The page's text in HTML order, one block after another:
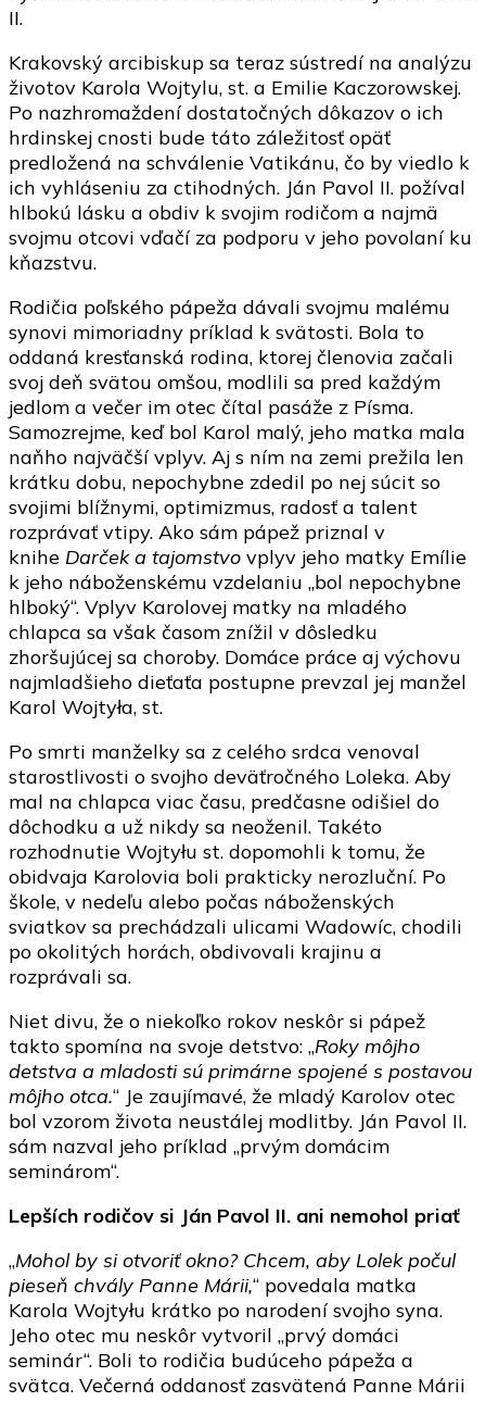
II.
Krakovský arcibiskup sa teraz sústredí na analýzu
životov Karola Wojtylu, st. a Emilie Kaczorowskej.
Po nazhromaždení dostatočných dôkazov o ich
hrdinskej cnosti bude táto záležitosť opäť
predložená na schválenie Vatikánu, čo by viedlo k
ich vyhláseniu za ctihodných. Ján Pavol II. požíval
hlbokú lásku a obdiv k svojim rodičom a najmä
svojmu otcovi vďačí za podporu v jeho povolaní ku
kňazstvu.
Rodičia poľského pápeža dávali svojmu malému
synovi mimoriadny príklad k svätosti. Bola to
oddaná kresťanská rodina, ktorej členovia začali
svoj deň svätou omšou, modlili sa pred každým
jedlom a večer im otec čítal pasáže z Písma.
Samozrejme, keď bol Karol malý, jeho matka mala
naňho najväčší vplyv. Aj s ním na zemi prežila len
krátku dobu, nepochybne zdedil po nej súcit so
svojimi blížnymi, optimizmus, radosť a talent
rozprávať vtipy. Ako sám pápež priznal v
knihe Darček a tajomstvo vplyv jeho matky Emílie
k jeho náboženskému vzdelaniu „bol nepochybne
hlboký“. Vplyv Karolovej matky na mladého
chlapca sa však časom znížil v dôsledku
zhoršujúcej sa choroby. Domáce práce aj výchovu
najmladšieho dieťaťa postupne prevzal jej manžel
Karol Wojtyła, st.
Po smrti manželky sa z celého srdca venoval
starostlivosti o svojho deväťročného Loleka. Aby
mal na chlapca viac času, predčasne odišiel do
dôchodku a už nikdy sa neoženil. Takéto
rozhodnutie Wojtyłu st. dopomohli k tomu, že
obidvaja Karolovia boli prakticky nerozluční. Po
škole, v nedeľu alebo počas náboženských
sviatkov sa prechádzali ulicami Wadowíc, chodili
po okolitých horách, obdivovali krajinu a
rozprávali sa.
Niet divu, že o niekoľko rokov neskôr si pápež
takto spomína na svoje detstvo: „Roky môjho
detstva a mladosti sú primárne spojené s postavou
môjho otca.“ Je zaujímavé, že mladý Karolov otec
bol vzorom života neustálej modlitby. Ján Pavol II.
sám nazval jeho príklad „prvým domácim
seminárom“.
Lepších rodičov si Ján Pavol II. ani nemohol priať
„Mohol by si otvoriť okno? Chcem, aby Lolek počul
pieseň chvály Panne Márii,“ povedala matka
Karola Wojtyłu krátko po narodení svojho syna.
Jeho otec mu neskôr vytvoril „prvý domáci
seminár“. Boli to rodičia budúceho pápeža a
svätca. Večerná oddanosť zasvätená Panne Márii